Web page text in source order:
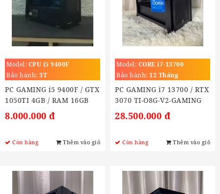
Model: CPU i5 9400F
Bảo hành: 3T
PC GAMING i5 9400F / GTX
1050TI 4GB / RAM 16GB
/SSD 240Gb
8.000.000 đ
Còn hàng Thêm vào giỏ
Model: CORE i7-13700
(2.1GHz Turbo 5.2GHz)
Bảo hành: 12 Tháng
PC GAMING i7 13700 / RTX
3070 TI-O8G-V2-GAMING
28.500.000 đ
Còn hàng Thêm vào giỏ